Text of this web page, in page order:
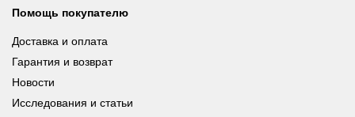
Помощь покупателю
Доставка и оплата
Гарантия и возврат
Новости
Исследования и статьи